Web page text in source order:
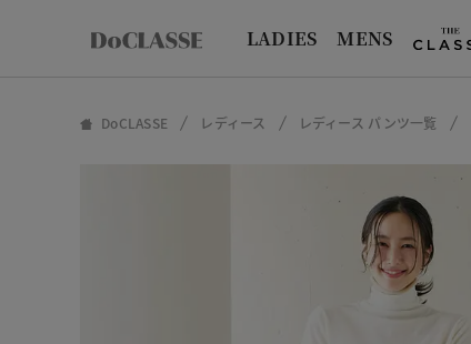
LADIES MENS
DoCLASSE レディース レディース パンツ一覧